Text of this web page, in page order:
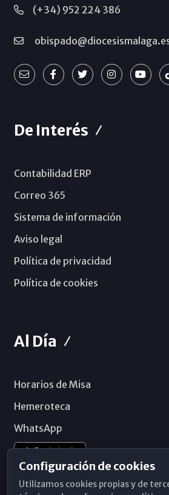
(+34) 952 224 386
De Interés
Contabilidad ERP
Correo 365
Sistema de información
Aviso legal
Política de privacidad
Política de cookies
Al Día
Horarios de Misa
Hemeroteca
WhatsApp
Configuración de cookies
Utilizamos cookies propias y de